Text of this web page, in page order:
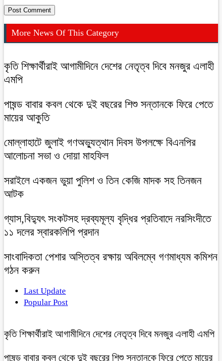
More News Of This Category
কৃতি শিক্ষার্থীরাই আগামীদিনে দেশের নেতৃত্ব দিবে মনজুর এলাহী
এমপি
পাষন্ড বাবার কবল থেকে দুই বছরের শিশু সন্তানকে ফিরে পেতে
মায়ের আকুতি
মোল্লাহাটে জুলাই গণঅভ্যুত্থান দিবস উপলক্ষে বিএনপির
আলোচনা সভা ও দোয়া মাহফিল
সরাইলে একজন ভুয়া পুলিশ ও তিন কেজি মাদক সহ তিনজন
আটক
গ্যাস,বিদ্যুৎ সংকটসহ দ্রব্যমূল্য বৃদ্ধির প্রতিবাদে নরসিংদীতে
১১ দলের স্বারকলিপি প্রদান
সাংবাদিকতা পেশার অস্তিত্ব রক্ষায় অবিলম্বে গণমাধ্যম কমিশন
গঠন করুন
Last Update
Popular Post
কৃতি শিক্ষার্থীরাই আগামীদিনে দেশের নেতৃত্ব দিবে মনজুর এলাহী এমপি
পাষন্ড বাবার কবল থেকে দুই বছরের শিশু সন্তানকে ফিরে পেতে মায়ের